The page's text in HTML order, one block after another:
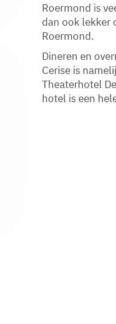
Roermond is
dan ook lekker
Roermond.
Dineren en
Cerise is
Theaterhotel
hotel is een